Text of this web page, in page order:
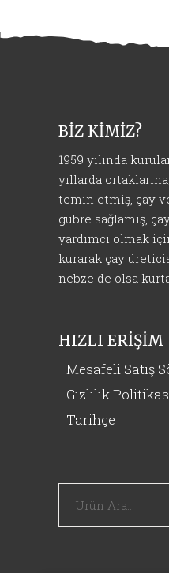
BİZ KİMİZ?
1959 yılında
yıllarda
temin etmiş, çay
gübre sağlamış,
yardımcı olmak
kurarak çay
nebze de olsa
HIZLI ERİŞİM
Mesafeli Satış
Gizlilik
Tarihçe
kelime: